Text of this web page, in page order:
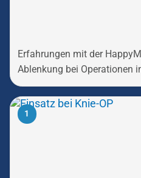
Erfahrungen mit der
Ablenkung bei Operationen
1